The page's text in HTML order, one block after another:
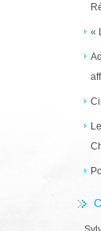
«